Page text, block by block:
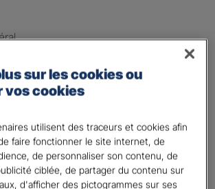
Alsace - Moselle
sur les cookies ou
vos cookies
utilisent des traceurs et cookies afin
faire fonctionner le site internet, de
de personnaliser son contenu, de
ciblée, de partager du contenu sur
d'afficher des pictogrammes sur ses